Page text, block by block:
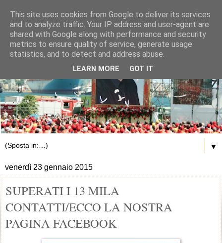
▼
venerdì 23 gennaio 2015
SUPERATI I 13 MILA
CONTATTI/ECCO LA NOSTRA
PAGINA FACEBOOK
This site uses cookies from Google to deliver its services
and to analyze traffic. Your IP address and user-agent are
shared with Google along with performance and security
metrics to ensure quality of service, generate usage
statistics, and to detect and address abuse.
LEARN MORE GOT IT